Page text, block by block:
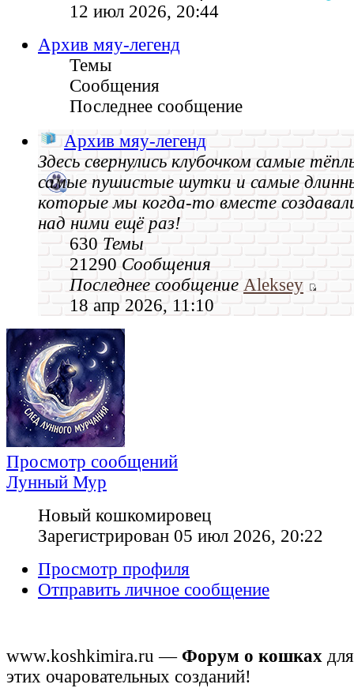
12 июл 2026, 20:44
Архив мяу-легенд
Темы
Сообщения
Последнее сообщение
Архив мяу-легенд
Здесь свернулись клубочком самые
самые пушистые шутки и самые
которые мы когда‑то вместе
над ними ещё раз!
630 Темы
21290 Сообщения
Последнее сообщение Aleksey
18 апр 2026, 11:10
Просмотр сообщений
Лунный Мур
Новый кошкомировец
Зарегистрирован 05 июл 2026, 20:22
Просмотр профиля
Отправить личное сообщение
www.koshkimira.ru — Форум о кошках
этих очаровательных созданий!